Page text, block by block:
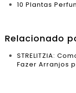
10 Plantas
Relacionado
STRELITZIA:
Fazer Arranjos